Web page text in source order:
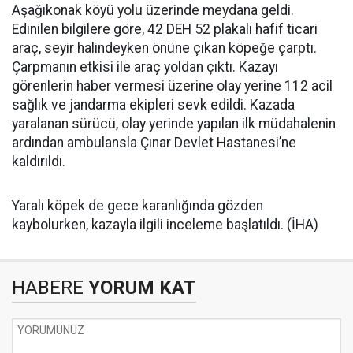
Aşağıkonak köyü yolu üzerinde meydana geldi.
Edinilen bilgilere göre, 42 DEH 52 plakalı hafif ticari
araç, seyir halindeyken önüne çıkan köpeğe çarptı.
Çarpmanın etkisi ile araç yoldan çıktı. Kazayı
görenlerin haber vermesi üzerine olay yerine 112 acil
sağlık ve jandarma ekipleri sevk edildi. Kazada
yaralanan sürücü, olay yerinde yapılan ilk müdahalenin
ardından ambulansla Çınar Devlet Hastanesi’ne
kaldırıldı.
Yaralı köpek de gece karanlığında gözden
kaybolurken, kazayla ilgili inceleme başlatıldı. (İHA)
HABERE YORUM KAT